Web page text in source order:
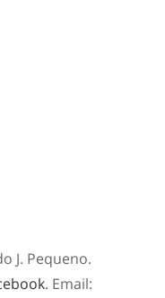
J. Pequeno.
. Email: